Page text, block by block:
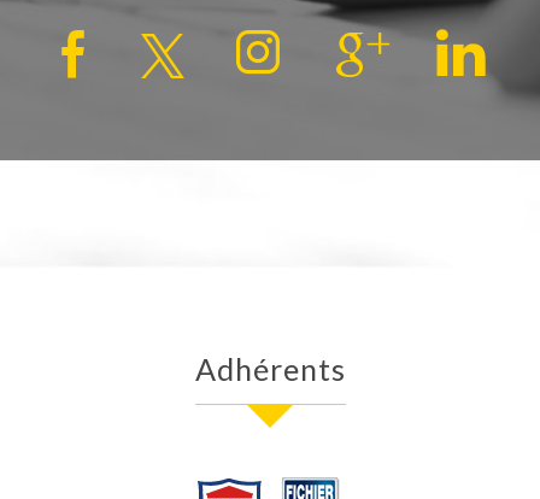
Adhérents